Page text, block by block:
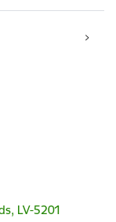
LV-5201